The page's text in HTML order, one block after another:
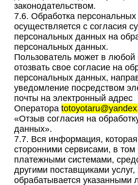
законодательством.
7.6. Обработка
осуществляется с согласия
персональных данных на
персональных данных.
Пользователь может в любой
отозвать свое согласие на
персональных данных,
уведомление посредством
почты на электронный адрес
Оператора
«Отзыв согласия на
данных».
7.7. Вся информация, которая
сторонними сервисами, в том
платежными системами,
другими поставщиками услуг,
обрабатывается указанными